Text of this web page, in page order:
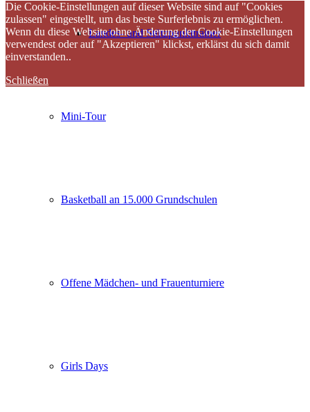
Landes- und Stützpunkttrainer
Mini-Tour
Basketball an 15.000 Grundschulen
Offene Mädchen- und Frauenturniere
Girls Days
Die Cookie-Einstellungen auf dieser Website sind auf "Cookies
zulassen" eingestellt, um das beste Surferlebnis zu ermöglichen.
Wenn du diese Website ohne Änderung der Cookie-Einstellungen
verwendest oder auf "Akzeptieren" klickst, erklärst du sich damit
einverstanden..
Schließen